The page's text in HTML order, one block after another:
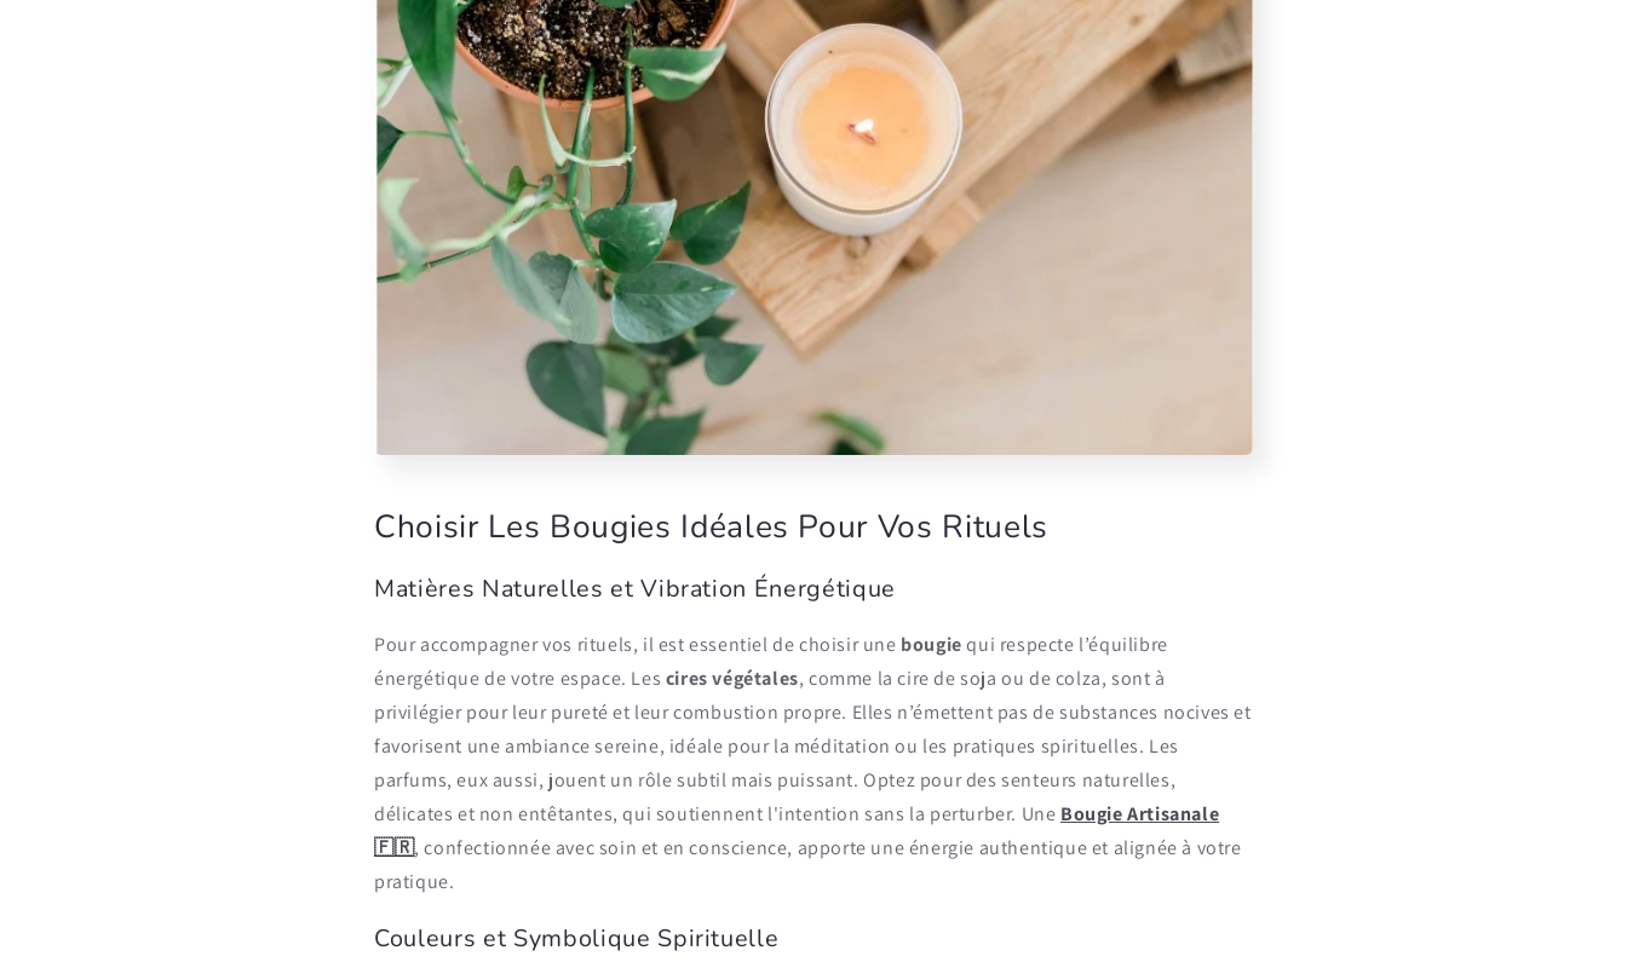
Choisir Les Bougies Idéales Pour Vos Rituels
Matières Naturelles et Vibration Énergétique
Pour accompagner vos rituels, il est essentiel de choisir une bougiequi respecte l’équilibre
énergétique de votre espace. Les cires végétales, comme la cire de soja ou de colza, sont à
privilégier pour leur pureté et leur combustion propre. Elles n’émettent pas de substances nocives et
favorisent une ambiance sereine, idéale pour la méditation ou les pratiques spirituelles. Les
parfums, eux aussi, jouent un rôle subtil mais puissant. Optez pour des senteurs naturelles,
délicates et non entêtantes, qui soutiennent l'intention sans la perturber. Une Bougie Artisanale
🇫🇷, confectionnée avec soin et en conscience, apporte une énergie authentique et alignée à votre
pratique.
Couleurs et Symbolique Spirituelle